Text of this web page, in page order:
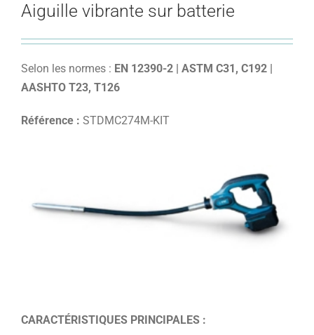
Aiguille vibrante sur batterie
Selon les normes : EN 12390-2 | ASTM C31, C192 |
AASHTO T23, T126
Référence : STDMC274M-KIT
CARACTÉRISTIQUES PRINCIPALES :